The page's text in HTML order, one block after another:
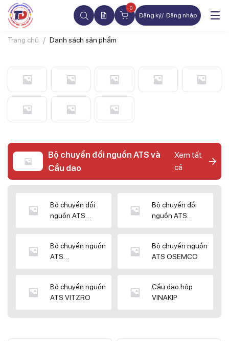
0
Đăng ký Đăng nhập
Trang chủ Danh sách sản phẩm
Bộ chuyển đổi nguồn ATS và
Cầu dao
Xem tất
cả
Bộ chuyển đổi
nguồn ATS
Bộ chuyển đổi
nguồn ATS
Bộ chuyển nguồn
ATS
Bộ chuyển nguồn
ATS OSEMCO
Bộ chuyển nguồn
ATS VITZRO
Cầu dao hộp
VINAKIP